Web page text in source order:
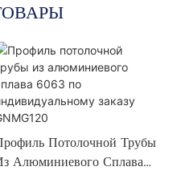
Потолочной Трубы
Алюминиевого Сплава